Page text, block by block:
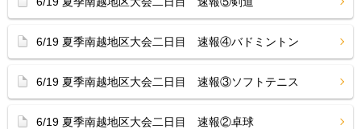
6/19 夏季南越地区大会二日目 速報④バドミントン
6/19 夏季南越地区大会二日目 速報③ソフトテニス
6/19 夏季南越地区大会二日目 速報②卓球